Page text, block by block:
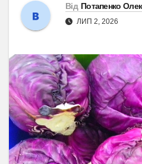
Від Потапенко
ЛИП 2, 2026